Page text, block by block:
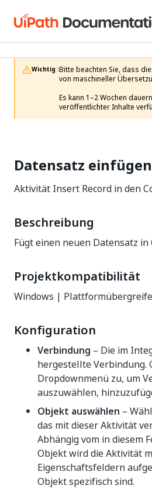
Wichtig :Bitte beachten Sie, dass
von maschineller
Es kann 1–2 Wochen
veröffentlichter Inhalte
Datensatz einfügen
Aktivität Insert Record in den
Beschreibung
Fügt einen neuen Datensatz in
Projektkompatibilität
Windows |
Konfiguration
Verbindung – Die im
hergestellte Verbindung.
Dropdownmenü zu, um
auszuwählen,
Objekt auswählen –
das mit dieser Aktivität
Abhängig vom in diesem
Objekt wird die Aktivität
Eigenschaftsfeldern
Objekt spezifisch sind.